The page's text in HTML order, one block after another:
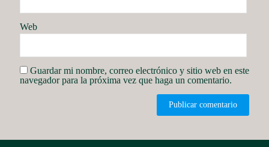
Web
Guardar mi nombre, correo electrónico y sitio web en este
navegador para la próxima vez que haga un comentario.